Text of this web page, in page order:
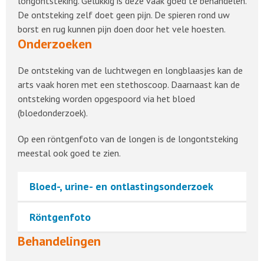
De ontsteking zelf doet geen pijn. De spieren rond uw
borst en rug kunnen pijn doen door het vele hoesten.
Onderzoeken
De ontsteking van de luchtwegen en longblaasjes kan de
arts vaak horen met een stethoscoop. Daarnaast kan de
ontsteking worden opgespoord via het bloed
(bloedonderzoek).
Op een röntgenfoto van de longen is de longontsteking
meestal ook goed te zien.
Bloed-, urine- en ontlastingsonderzoek
Röntgenfoto
Behandelingen